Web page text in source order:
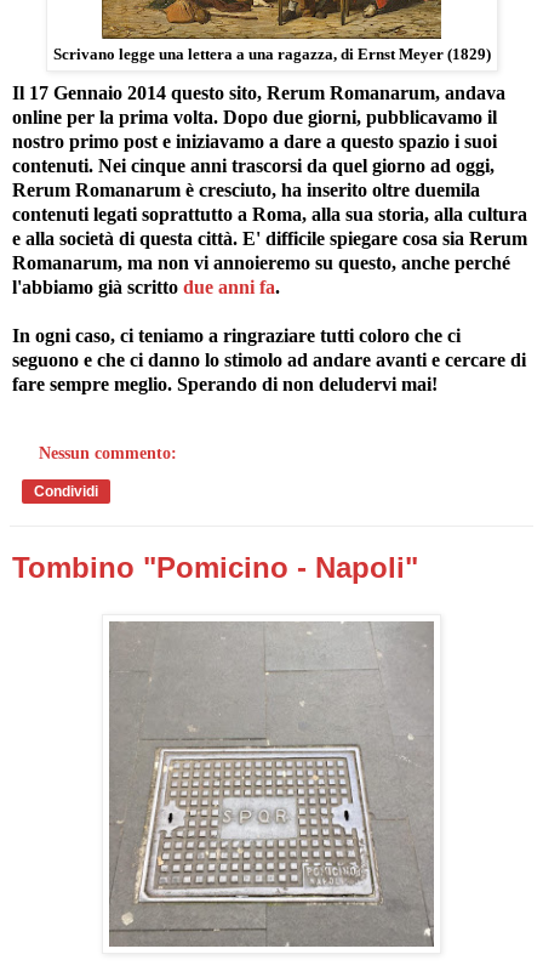
Scrivano legge una lettera a una ragazza, di Ernst Meyer (1829)
Il 17 Gennaio 2014 questo sito, Rerum Romanarum, andava
online per la prima volta. Dopo due giorni, pubblicavamo il
nostro primo post e iniziavamo a dare a questo spazio i suoi
contenuti. Nei cinque anni trascorsi da quel giorno ad oggi,
Rerum Romanarum è cresciuto, ha inserito oltre duemila
contenuti legati soprattutto a Roma, alla sua storia, alla cultura
e alla società di questa città. E' difficile spiegare cosa sia Rerum
Romanarum, ma non vi annoieremo su questo, anche perché
l'abbiamo già scritto due anni fa.
In ogni caso, ci teniamo a ringraziare tutti coloro che ci
seguono e che ci danno lo stimolo ad andare avanti e cercare di
fare sempre meglio. Sperando di non deludervi mai!
Nessun commento:
Condividi
Tombino "Pomicino - Napoli"